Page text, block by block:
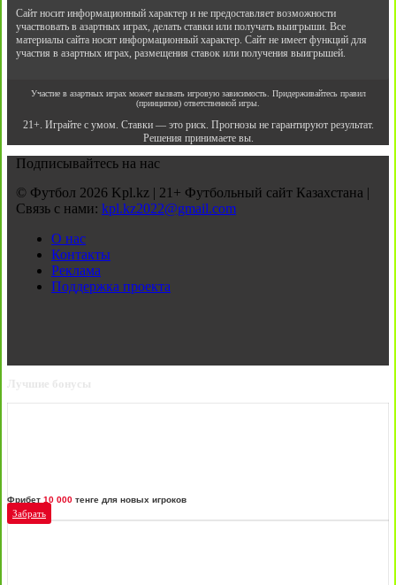
Сайт носит информационный характер и не предоставляет возможности
участвовать в азартных играх, делать ставки или получать выигрыши. Все
материалы сайта носят информационный характер. Сайт не имеет функций для
участия в азартных играх, размещения ставок или получения выигрышей.
Участие в азартных играх может вызвать игровую зависимость. Придерживайтесь правил
(принципов) ответственной игры.
21+. Играйте с умом. Ставки — это риск. Прогнозы не гарантируют результат.
Решения принимаете вы.
Подписывайтесь на нас
© Футбол 2026 Kpl.kz | 21+ Футбольный сайт Казахстана |
Связь с нами: kpl.kz2022@gmail.com
О нас
Контакты
Реклама
Поддержка проекта
Лучшие бонусы
Фрибет 10 000 тенге для новых игроков
Забрать